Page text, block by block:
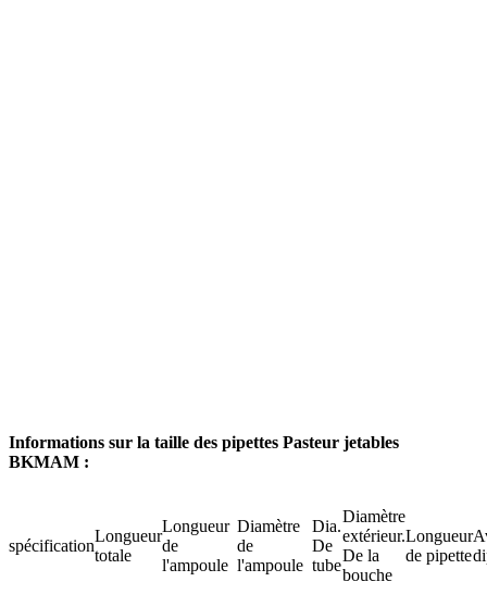
Informations sur la taille des pipettes Pasteur jetables
BKMAM :
spécification
Longueur
totale
Longueur
de
l'ampoule
Diamètre
de
l'ampoule
Dia.
De
tube
Diamètre
extérieur.
De la
bouche
Longueur
de pipette